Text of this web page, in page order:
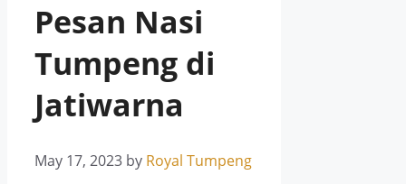
Pesan Nasi
Tumpeng di
Jatiwarna
May 17, 2023 by Royal Tumpeng